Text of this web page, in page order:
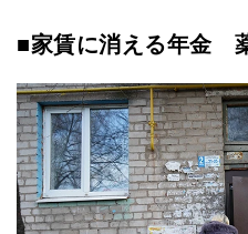
■家賃に消える年金